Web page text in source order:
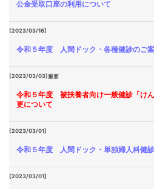
公金受取口座の利用について
[2023/03/16]
令和５年度 人間ドック・各種健診のご
[2023/03/03]重要
令和５年度 被扶養者向け一般健診「け
更について
[2023/03/01]
令和５年度 人間ドック・単独婦人科健
[2023/03/01]